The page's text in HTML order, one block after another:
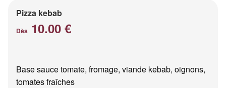
Pizza kebab
Dès 10.00 €
Base sauce tomate, fromage, viande kebab, oignons,
tomates fraîches